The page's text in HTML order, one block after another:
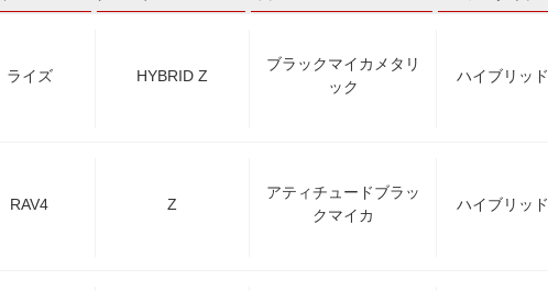
ライズ HYBRID Z
ブラックマイカメタリ
ック
ハイブリッド
RAV4 Z
アティチュードブラッ
クマイカ
ハイブリッド